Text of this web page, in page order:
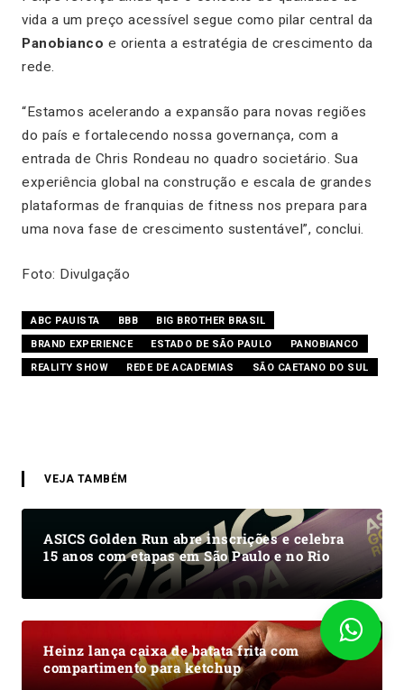
vida a um preço acessível segue como pilar central da
Panobianco e orienta a estratégia de crescimento da
rede.
“Estamos acelerando a expansão para novas regiões
do país e fortalecendo nossa governança, com a
entrada de Chris Rondeau no quadro societário. Sua
experiência global na construção e escala de grandes
plataformas de franquias de fitness nos prepara para
uma nova fase de crescimento sustentável”, conclui.
Foto: Divulgação
ABC PAUISTA BBB
BIG BROTHER BRASIL
BRAND EXPERIENCE
ESTADO DE SÃO PAULO
PANOBIANCO
REALITY SHOW
REDE DE ACADEMIAS SÃO CAETANO DO SUL
VEJA TAMBÉM
ASICS Golden Run abre inscrições e celebra
15 anos com etapas em São Paulo e no Rio
Heinz lança caixa de batata frita com
compartimento para ketchup